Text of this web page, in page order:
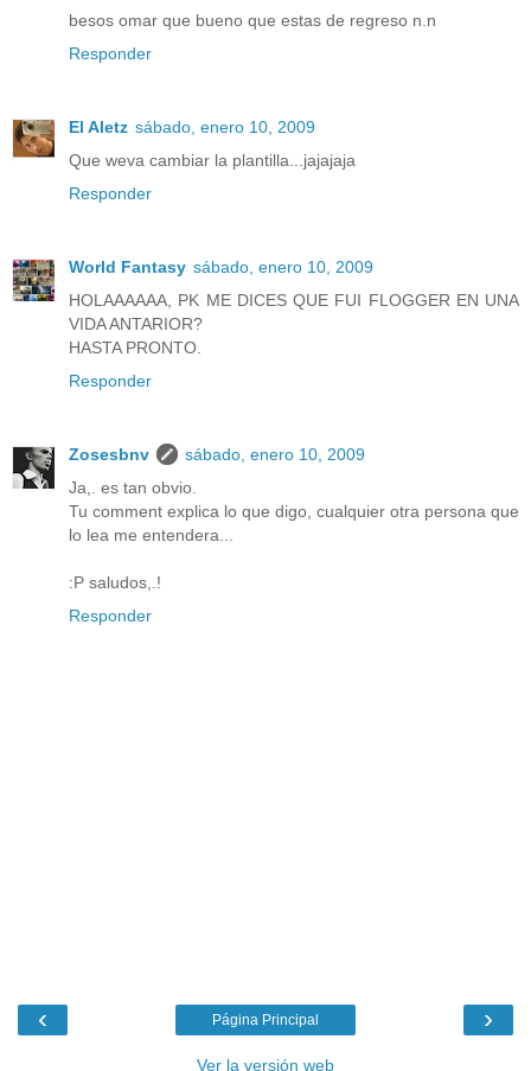
besos omar que bueno que estas de regreso n.n
Responder
El Aletz sábado, enero 10, 2009
Que weva cambiar la plantilla...jajajaja
Responder
World Fantasy sábado, enero 10, 2009
HOLAAAAAA, PK ME DICES QUE FUI FLOGGER EN UNA
VIDA ANTARIOR?
HASTA PRONTO.
Responder
Zosesbnv
sábado, enero 10, 2009
Ja,. es tan obvio.
Tu comment explica lo que digo, cualquier otra persona que
lo lea me entendera...
:P saludos,.!
Responder
‹ ›
Página Principal
Ver la versión web